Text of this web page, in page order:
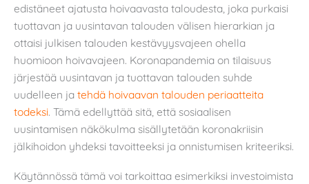
edistäneet ajatusta hoivaavasta taloudesta, joka purkaisi
tuottavan ja uusintavan talouden välisen hierarkian ja
ottaisi julkisen talouden kestävyysvajeen ohella
huomioon hoivavajeen. Koronapandemia on tilaisuus
järjestää uusintavan ja tuottavan talouden suhde
uudelleen ja tehdä hoivaavan talouden periaatteita
todeksi. Tämä edellyttää sitä, että sosiaalisen
uusintamisen näkökulma sisällytetään koronakriisin
jälkihoidon yhdeksi tavoitteeksi ja onnistumisen kriteeriksi.
Käytännössä tämä voi tarkoittaa esimerkiksi investoimista